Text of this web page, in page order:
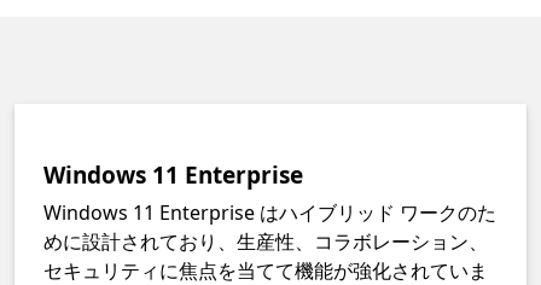
Windows 11 Enterprise
Windows 11 Enterprise はハイブリッド ワークのた
めに設計されており、生産性、コラボレーション、
セキュリティに焦点を当てて機能が強化されていま